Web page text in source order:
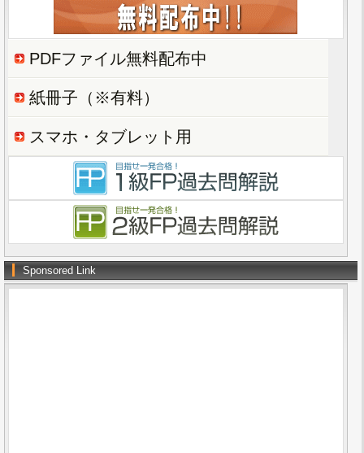
PDFファイル無料配布中
紙冊子（※有料）
スマホ・タブレット用
Sponsored Link